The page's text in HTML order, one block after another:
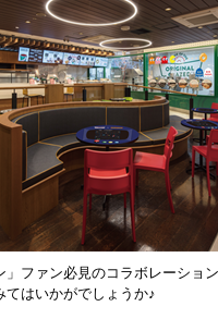
ファン必見のコラボレーショ
てはいかがでしょうか♪